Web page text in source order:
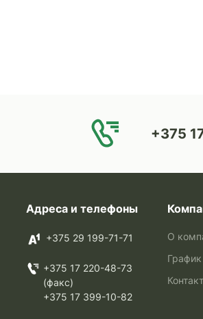
+375
Адреса и телефоны
+375 29 199-71-71
+375 17 220-48-73
(факс)
+375 17 399-10-82
О